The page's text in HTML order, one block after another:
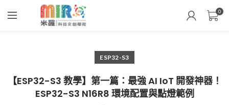
0
ESP32-S3
【ESP32-S3 教學】第一篇：最強 AI IoT 開發神器！
ESP32-S3 N16R8 環境配置與點燈範例